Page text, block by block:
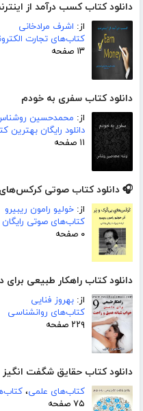
دانلود کتاب کسب درآمد از
از: اشرف مرادخانی
کتاب‌های تجارت
۱۳ صفحه
دانلود کتاب سفری به خودم
از: محمدحسین
دانلود رایگان بهترین
۱۱ صفحه
🎧 دانلود کتاب صوتی
از: خولیو رامون ریبیرو
کتاب‌های صوتی رایگان
۰ صفحه
دانلود کتاب راهکار طبیعی
از: بهروز فنایی
کتاب‌های روانشناسی
۲۲۹ صفحه
دانلود کتاب حقایق شگفت
کتاب‌های علمی،
۷۵ صفحه